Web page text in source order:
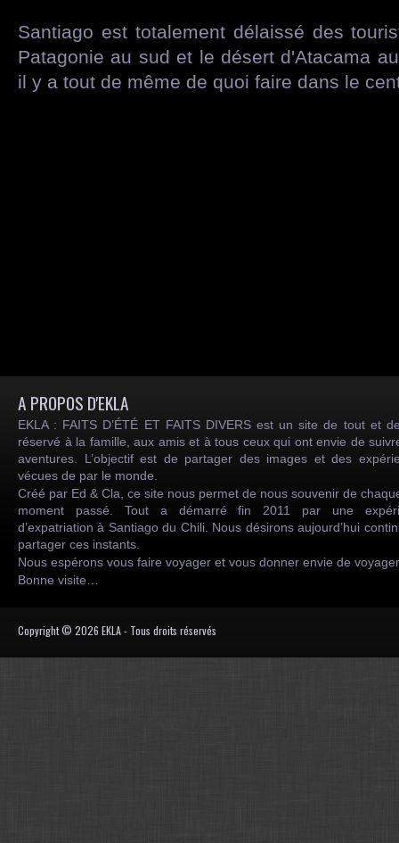
Santiago est totalement délaissé des
Patagonie au sud et le désert d'Atacama
il y a tout de même de quoi faire dans le
A PROPOS D'EKLA
EKLA : FAITS D’ÉTÉ ET FAITS DIVERS est un site de tout et
réservé à la famille, aux amis et à tous ceux qui ont envie de
aventures. L’objectif est de partager des images et des
vécues de par le monde.
Créé par Ed & Cla, ce site nous permet de nous souvenir de
moment passé. Tout a démarré fin 2011 par une
d’expatriation à Santiago du Chili. Nous désirons aujourd’hui
partager ces instants.
Nous espérons vous faire voyager et vous donner envie de
Bonne visite…
Copyright © 2026 EKLA - Tous droits réservés